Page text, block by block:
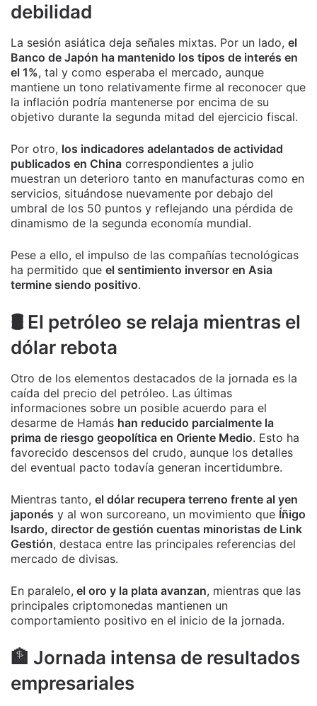
debilidad
La sesión asiática deja señales mixtas. Por un lado, el
Banco de Japón ha mantenido los tipos de interés en
el 1%, tal y como esperaba el mercado, aunque
mantiene un tono relativamente firme al reconocer que
la inflación podría mantenerse por encima de su
objetivo durante la segunda mitad del ejercicio fiscal.
Por otro, los indicadores adelantados de actividad
publicados en China correspondientes a julio
muestran un deterioro tanto en manufacturas como en
servicios, situándose nuevamente por debajo del
umbral de los 50 puntos y reflejando una pérdida de
dinamismo de la segunda economía mundial.
Pese a ello, el impulso de las compañías tecnológicas
ha permitido que el sentimiento inversor en Asia
termine siendo positivo.
🛢️ El petróleo se relaja mientras el
dólar rebota
Otro de los elementos destacados de la jornada es la
caída del precio del petróleo. Las últimas
informaciones sobre un posible acuerdo para el
desarme de Hamás han reducido parcialmente la
prima de riesgo geopolítica en Oriente Medio. Esto ha
favorecido descensos del crudo, aunque los detalles
del eventual pacto todavía generan incertidumbre.
Mientras tanto, el dólar recupera terreno frente al yen
japonés y al won surcoreano, un movimiento que Íñigo
Isardo, director de gestión cuentas minoristas de Link
Gestión, destaca entre las principales referencias del
mercado de divisas.
En paralelo, el oro y la plata avanzan, mientras que las
principales criptomonedas mantienen un
comportamiento positivo en el inicio de la jornada.
🏦 Jornada intensa de resultados
empresariales